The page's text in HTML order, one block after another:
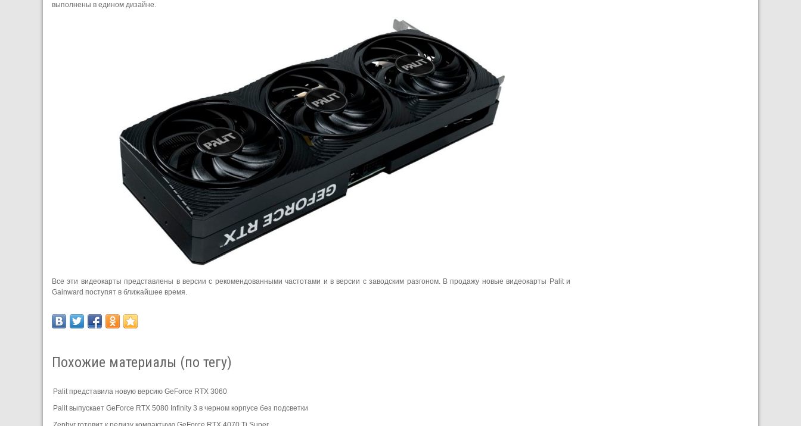
выполнены в едином дизайне.
Все эти видеокарты представлены в версии с рекомендованными частотами и в версии с заводским разгоном. В продажу новые видеокарты Palit и
Gainward поступят в ближайшее время.
Похожие материалы (по тегу)
Palit представила новую версию GeForce RTX 3060
Palit выпускает GeForce RTX 5080 Infinity 3 в черном корпусе без подсветки